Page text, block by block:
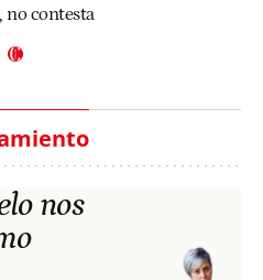
no contesta
nos